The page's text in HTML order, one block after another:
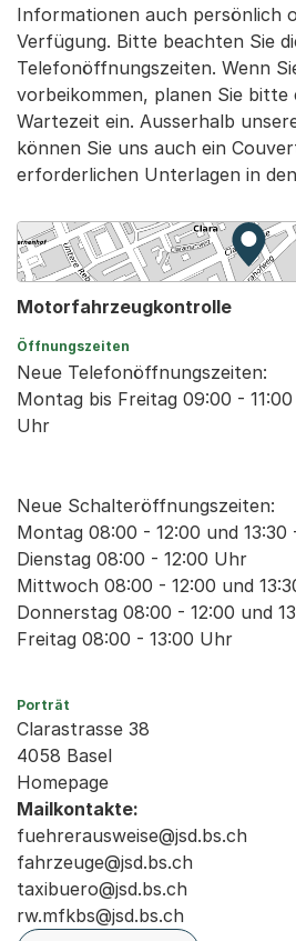
Informationen auch persönlich
Verfügung. Bitte beachten Sie
Telefonöffnungszeiten. Wenn
vorbeikommen, planen Sie bitte
Wartezeit ein. Ausserhalb
können Sie uns auch ein
erforderlichen Unterlagen in
Zur
Motorfahrzeugkontrolle
Öffnungszeiten
Neue Telefonöffnungszeiten:
Montag bis Freitag 09:00 -
Uhr
Neue Schalteröffnungszeiten:
Montag 08:00 - 12:00 und 13:30
Dienstag 08:00 - 12:00 Uhr
Mittwoch 08:00 - 12:00 und
Donnerstag 08:00 - 12:00 und
Freitag 08:00 - 13:00 Uhr
Porträt
Clarastrasse 38
4058 Basel
Homepage
Mailkontakte:
fuehrerausweise@jsd.bs.ch
fahrzeuge@jsd.bs.ch
taxibuero@jsd.bs.ch
rw.mfkbs@jsd.bs.ch